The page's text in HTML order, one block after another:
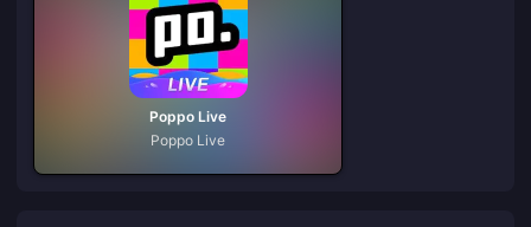
Poppo Live
Poppo Live